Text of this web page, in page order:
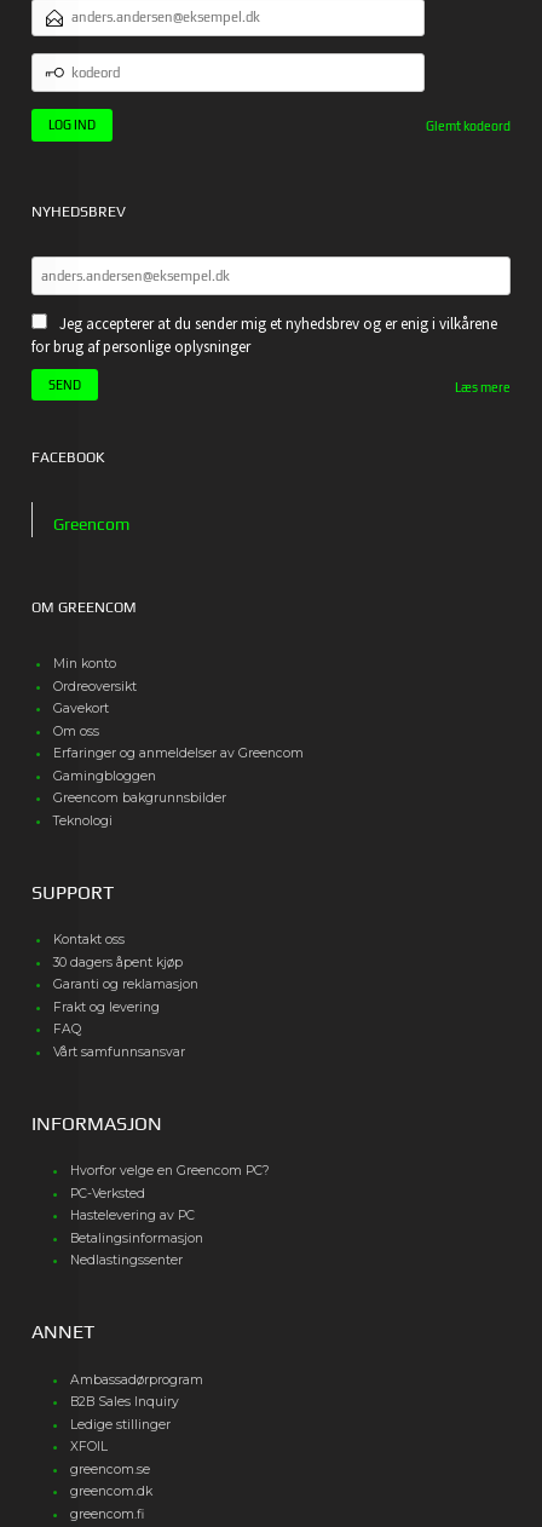
EMAILADRESSE
Glemt kodeord
NYHEDSBREV
Jeg accepterer at du sender mig et nyhedsbrev og er enig i vilkårene
for brug af personlige oplysninger
Læs mere
FACEBOOK
Greencom
OM GREENCOM
Min konto
Ordreoversikt
Gavekort
Om oss
Erfaringer og anmeldelser av Greencom
Gamingbloggen
Greencom bakgrunnsbilder
Teknologi
SUPPORT
Kontakt oss
30 dagers åpent kjøp
Garanti og reklamasjon
Frakt og levering
FAQ
Vårt samfunnsansvar
INFORMASJON
Hvorfor velge en Greencom PC?
PC-Verksted
Hastelevering av PC
Betalingsinformasjon
Nedlastingssenter
ANNET
Ambassadørprogram
B2B Sales Inquiry
Ledige stillinger
XFOIL
greencom.se
greencom.dk
greencom.fi